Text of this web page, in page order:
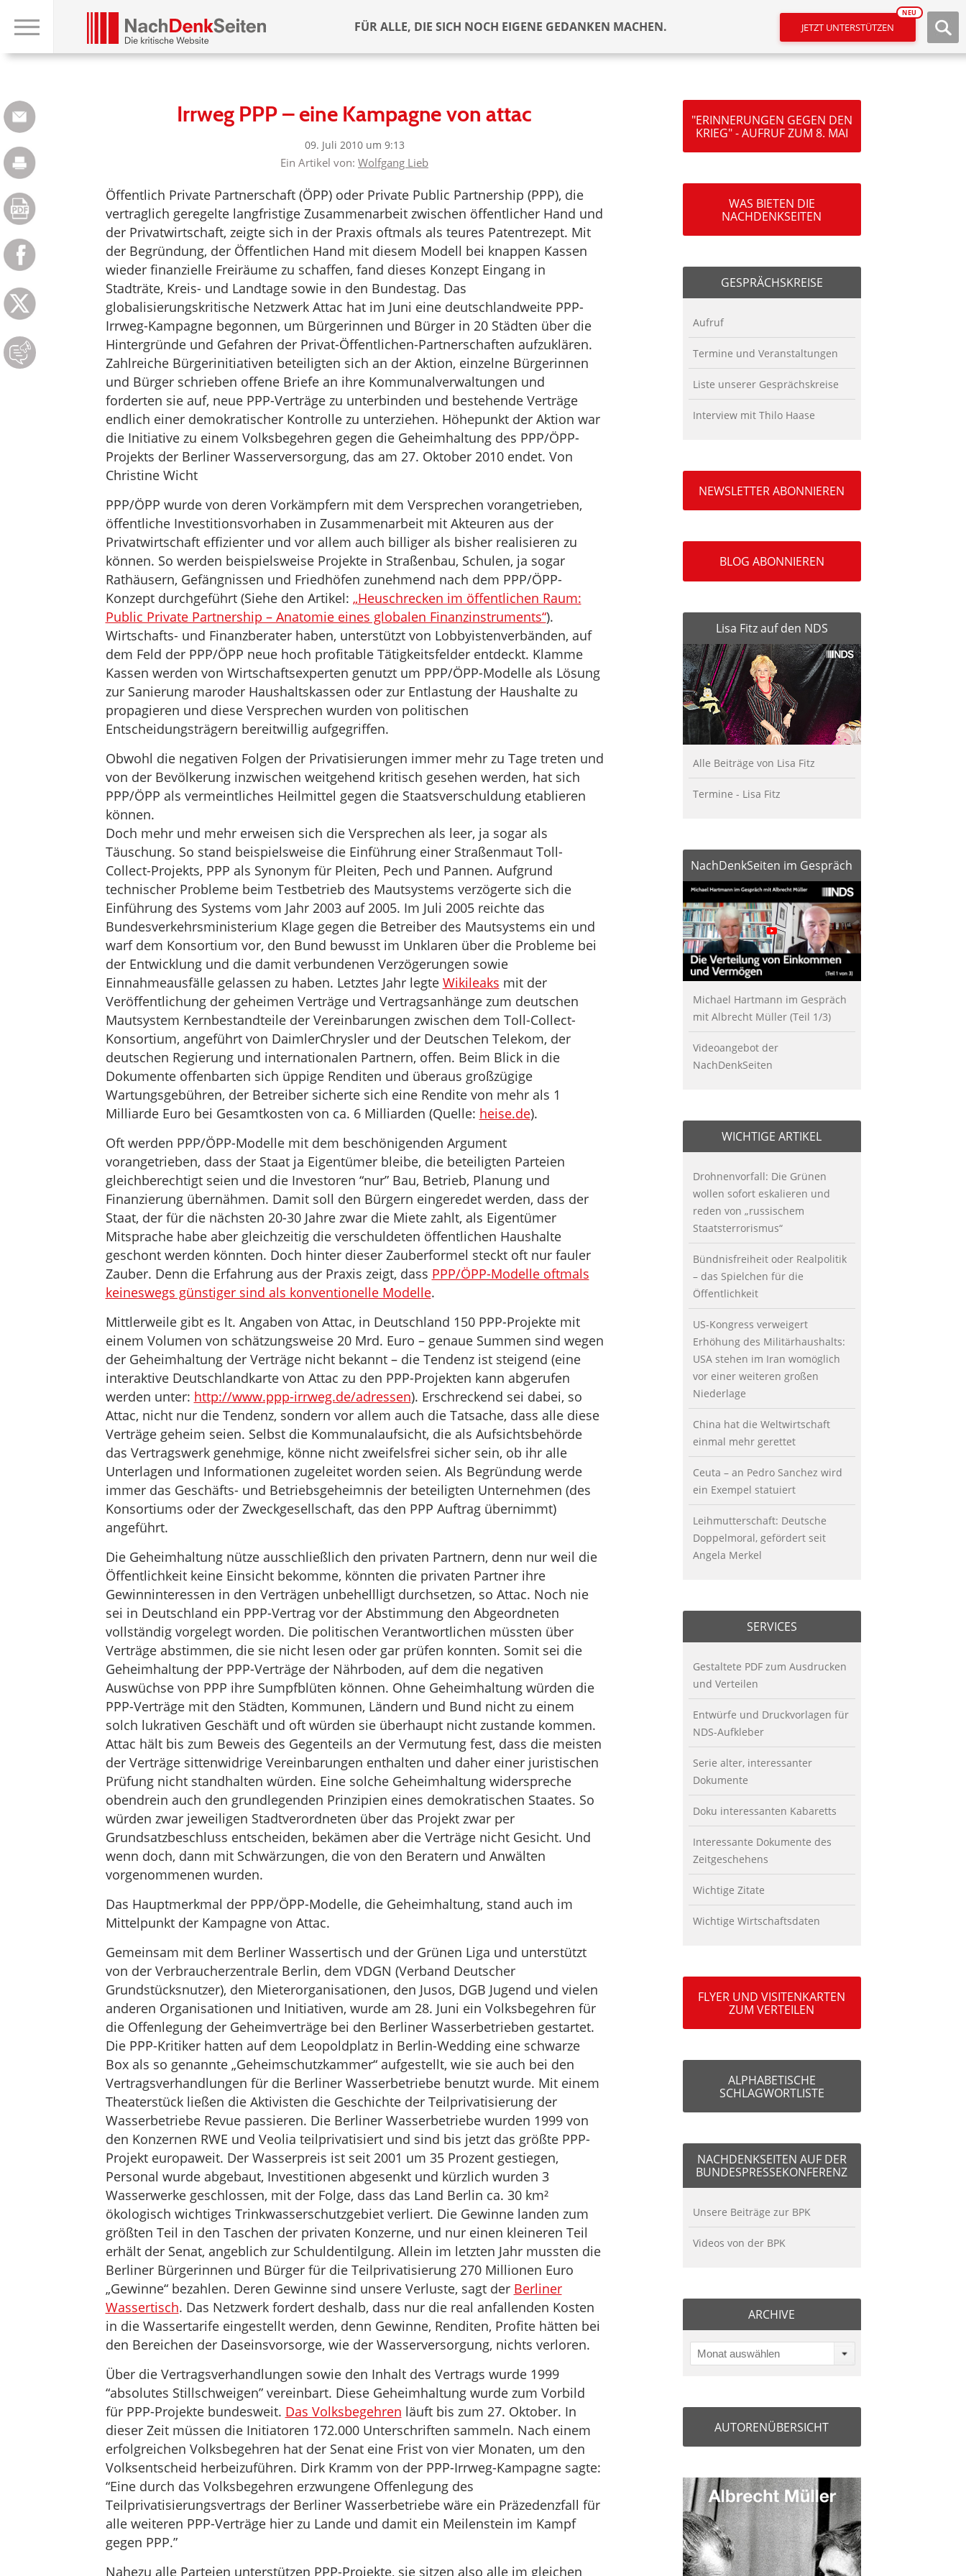
FÜR ALLE, DIE SICH NOCH EIGENE GEDANKEN MACHEN. JETZT UNTERSTÜTZEN
NEU
Irrweg PPP – eine Kampagne von attac
09. Juli 2010 um 9:13
Ein Artikel von: Wolfgang Lieb
Öffentlich Private Partnerschaft (ÖPP) oder Private Public Partnership (PPP), die
vertraglich geregelte langfristige Zusammenarbeit zwischen öffentlicher Hand und
der Privatwirtschaft, zeigte sich in der Praxis oftmals als teures Patentrezept. Mit
der Begründung, der Öffentlichen Hand mit diesem Modell bei knappen Kassen
wieder finanzielle Freiräume zu schaffen, fand dieses Konzept Eingang in
Stadträte, Kreis- und Landtage sowie in den Bundestag. Das
globalisierungskritische Netzwerk Attac hat im Juni eine deutschlandweite PPP-
Irrweg-Kampagne begonnen, um Bürgerinnen und Bürger in 20 Städten über die
Hintergründe und Gefahren der Privat-Öffentlichen-Partnerschaften aufzuklären.
Zahlreiche Bürgerinitiativen beteiligten sich an der Aktion, einzelne Bürgerinnen
und Bürger schrieben offene Briefe an ihre Kommunalverwaltungen und
forderten sie auf, neue PPP-Verträge zu unterbinden und bestehende Verträge
endlich einer demokratischer Kontrolle zu unterziehen. Höhepunkt der Aktion war
die Initiative zu einem Volksbegehren gegen die Geheimhaltung des PPP/ÖPP-
Projekts der Berliner Wasserversorgung, das am 27. Oktober 2010 endet. Von
Christine Wicht
PPP/ÖPP wurde von deren Vorkämpfern mit dem Versprechen vorangetrieben,
öffentliche Investitionsvorhaben in Zusammenarbeit mit Akteuren aus der
Privatwirtschaft effizienter und vor allem auch billiger als bisher realisieren zu
können. So werden beispielsweise Projekte in Straßenbau, Schulen, ja sogar
Rathäusern, Gefängnissen und Friedhöfen zunehmend nach dem PPP/ÖPP-
Konzept durchgeführt (Siehe den Artikel: „Heuschrecken im öffentlichen Raum:
Public Private Partnership – Anatomie eines globalen Finanzinstruments“).
Wirtschafts- und Finanzberater haben, unterstützt von Lobbyistenverbänden, auf
dem Feld der PPP/ÖPP neue hoch profitable Tätigkeitsfelder entdeckt. Klamme
Kassen werden von Wirtschaftsexperten genutzt um PPP/ÖPP-Modelle als Lösung
zur Sanierung maroder Haushaltskassen oder zur Entlastung der Haushalte zu
propagieren und diese Versprechen wurden von politischen
Entscheidungsträgern bereitwillig aufgegriffen.
Obwohl die negativen Folgen der Privatisierungen immer mehr zu Tage treten und
von der Bevölkerung inzwischen weitgehend kritisch gesehen werden, hat sich
PPP/ÖPP als vermeintliches Heilmittel gegen die Staatsverschuldung etablieren
können.
Doch mehr und mehr erweisen sich die Versprechen als leer, ja sogar als
Täuschung. So stand beispielsweise die Einführung einer Straßenmaut Toll-
Collect-Projekts, PPP als Synonym für Pleiten, Pech und Pannen. Aufgrund
technischer Probleme beim Testbetrieb des Mautsystems verzögerte sich die
Einführung des Systems vom Jahr 2003 auf 2005. Im Juli 2005 reichte das
Bundesverkehrsministerium Klage gegen die Betreiber des Mautsystems ein und
warf dem Konsortium vor, den Bund bewusst im Unklaren über die Probleme bei
der Entwicklung und die damit verbundenen Verzögerungen sowie
Einnahmeausfälle gelassen zu haben. Letztes Jahr legte Wikileaks mit der
Veröffentlichung der geheimen Verträge und Vertragsanhänge zum deutschen
Mautsystem Kernbestandteile der Vereinbarungen zwischen dem Toll-Collect-
Konsortium, angeführt von DaimlerChrysler und der Deutschen Telekom, der
deutschen Regierung und internationalen Partnern, offen. Beim Blick in die
Dokumente offenbarten sich üppige Renditen und überaus großzügige
Wartungsgebühren, der Betreiber sicherte sich eine Rendite von mehr als 1
Milliarde Euro bei Gesamtkosten von ca. 6 Milliarden (Quelle: heise.de).
Oft werden PPP/ÖPP-Modelle mit dem beschönigenden Argument
vorangetrieben, dass der Staat ja Eigentümer bleibe, die beteiligten Parteien
gleichberechtigt seien und die Investoren “nur” Bau, Betrieb, Planung und
Finanzierung übernähmen. Damit soll den Bürgern eingeredet werden, dass der
Staat, der für die nächsten 20-30 Jahre zwar die Miete zahlt, als Eigentümer
Mitsprache habe aber gleichzeitig die verschuldeten öffentlichen Haushalte
geschont werden könnten. Doch hinter dieser Zauberformel steckt oft nur fauler
Zauber. Denn die Erfahrung aus der Praxis zeigt, dass PPP/ÖPP-Modelle oftmals
keineswegs günstiger sind als konventionelle Modelle.
Mittlerweile gibt es lt. Angaben von Attac, in Deutschland 150 PPP-Projekte mit
einem Volumen von schätzungsweise 20 Mrd. Euro – genaue Summen sind wegen
der Geheimhaltung der Verträge nicht bekannt – die Tendenz ist steigend (eine
interaktive Deutschlandkarte von Attac zu den PPP-Projekten kann abgerufen
werden unter: http://www.ppp-irrweg.de/adressen). Erschreckend sei dabei, so
Attac, nicht nur die Tendenz, sondern vor allem auch die Tatsache, dass alle diese
Verträge geheim seien. Selbst die Kommunalaufsicht, die als Aufsichtsbehörde
das Vertragswerk genehmige, könne nicht zweifelsfrei sicher sein, ob ihr alle
Unterlagen und Informationen zugeleitet worden seien. Als Begründung werde
immer das Geschäfts- und Betriebsgeheimnis der beteiligten Unternehmen (des
Konsortiums oder der Zweckgesellschaft, das den PPP Auftrag übernimmt)
angeführt.
Die Geheimhaltung nütze ausschließlich den privaten Partnern, denn nur weil die
Öffentlichkeit keine Einsicht bekomme, könnten die privaten Partner ihre
Gewinninteressen in den Verträgen unbehellligt durchsetzen, so Attac. Noch nie
sei in Deutschland ein PPP-Vertrag vor der Abstimmung den Abgeordneten
vollständig vorgelegt worden. Die politischen Verantwortlichen müssten über
Verträge abstimmen, die sie nicht lesen oder gar prüfen konnten. Somit sei die
Geheimhaltung der PPP-Verträge der Nährboden, auf dem die negativen
Auswüchse von PPP ihre Sumpfblüten können. Ohne Geheimhaltung würden die
PPP-Verträge mit den Städten, Kommunen, Ländern und Bund nicht zu einem
solch lukrativen Geschäft und oft würden sie überhaupt nicht zustande kommen.
Attac hält bis zum Beweis des Gegenteils an der Vermutung fest, dass die meisten
der Verträge sittenwidrige Vereinbarungen enthalten und daher einer juristischen
Prüfung nicht standhalten würden. Eine solche Geheimhaltung widerspreche
obendrein auch den grundlegenden Prinzipien eines demokratischen Staates. So
würden zwar jeweiligen Stadtverordneten über das Projekt zwar per
Grundsatzbeschluss entscheiden, bekämen aber die Verträge nicht Gesicht. Und
wenn doch, dann mit Schwärzungen, die von den Beratern und Anwälten
vorgenommenen wurden.
Das Hauptmerkmal der PPP/ÖPP-Modelle, die Geheimhaltung, stand auch im
Mittelpunkt der Kampagne von Attac.
Gemeinsam mit dem Berliner Wassertisch und der Grünen Liga und unterstützt
von der Verbraucherzentrale Berlin, dem VDGN (Verband Deutscher
Grundstücksnutzer), den Mieterorganisationen, den Jusos, DGB Jugend und vielen
anderen Organisationen und Initiativen, wurde am 28. Juni ein Volksbegehren für
die Offenlegung der Geheimverträge bei den Berliner Wasserbetrieben gestartet.
Die PPP-Kritiker hatten auf dem Leopoldplatz in Berlin-Wedding eine schwarze
Box als so genannte „Geheimschutzkammer“ aufgestellt, wie sie auch bei den
Vertragsverhandlungen für die Berliner Wasserbetriebe benutzt wurde. Mit einem
Theaterstück ließen die Aktivisten die Geschichte der Teilprivatisierung der
Wasserbetriebe Revue passieren. Die Berliner Wasserbetriebe wurden 1999 von
den Konzernen RWE und Veolia teilprivatisiert und sind bis jetzt das größte PPP-
Projekt europaweit. Der Wasserpreis ist seit 2001 um 35 Prozent gestiegen,
Personal wurde abgebaut, Investitionen abgesenkt und kürzlich wurden 3
Wasserwerke geschlossen, mit der Folge, dass das Land Berlin ca. 30 km²
ökologisch wichtiges Trinkwasserschutzgebiet verliert. Die Gewinne landen zum
größten Teil in den Taschen der privaten Konzerne, und nur einen kleineren Teil
erhält der Senat, angeblich zur Schuldentilgung. Allein im letzten Jahr mussten die
Berliner Bürgerinnen und Bürger für die Teilprivatisierung 270 Millionen Euro
„Gewinne“ bezahlen. Deren Gewinne sind unsere Verluste, sagt der Berliner
Wassertisch. Das Netzwerk fordert deshalb, dass nur die real anfallenden Kosten
in die Wassertarife eingestellt werden, denn Gewinne, Renditen, Profite hätten bei
den Bereichen der Daseinsvorsorge, wie der Wasserversorgung, nichts verloren.
Über die Vertragsverhandlungen sowie den Inhalt des Vertrags wurde 1999
“absolutes Stillschweigen” vereinbart. Diese Geheimhaltung wurde zum Vorbild
für PPP-Projekte bundesweit. Das Volksbegehren läuft bis zum 27. Oktober. In
dieser Zeit müssen die Initiatoren 172.000 Unterschriften sammeln. Nach einem
erfolgreichen Volksbegehren hat der Senat eine Frist von vier Monaten, um den
Volksentscheid herbeizuführen. Dirk Kramm von der PPP-Irrweg-Kampagne sagte:
“Eine durch das Volksbegehren erzwungene Offenlegung des
Teilprivatisierungsvertrags der Berliner Wasserbetriebe wäre ein Präzedenzfall für
alle weiteren PPP-Verträge hier zu Lande und damit ein Meilenstein im Kampf
gegen PPP.”
Nahezu alle Parteien unterstützen PPP-Projekte, sie sitzen also alle im gleichen
"ERINNERUNGEN GEGEN DEN
KRIEG" - AUFRUF ZUM 8. MAI
WAS BIETEN DIE
NACHDENKSEITEN
GESPRÄCHSKREISE
Aufruf
Termine und Veranstaltungen
Liste unserer Gesprächskreise
Interview mit Thilo Haase
NEWSLETTER ABONNIEREN
BLOG ABONNIEREN
Lisa Fitz auf den NDS
Alle Beiträge von Lisa Fitz
Termine - Lisa Fitz
NachDenkSeiten im Gespräch
Michael Hartmann im Gespräch
mit Albrecht Müller (Teil 1/3)
Videoangebot der
NachDenkSeiten
WICHTIGE ARTIKEL
Drohnenvorfall: Die Grünen
wollen sofort eskalieren und
reden von „russischem
Staatsterrorismus“
Bündnisfreiheit oder Realpolitik
– das Spielchen für die
Öffentlichkeit
US-Kongress verweigert
Erhöhung des Militärhaushalts:
USA stehen im Iran womöglich
vor einer weiteren großen
Niederlage
China hat die Weltwirtschaft
einmal mehr gerettet
Ceuta – an Pedro Sanchez wird
ein Exempel statuiert
Leihmutterschaft: Deutsche
Doppelmoral, gefördert seit
Angela Merkel
SERVICES
Gestaltete PDF zum Ausdrucken
und Verteilen
Entwürfe und Druckvorlagen für
NDS-Aufkleber
Serie alter, interessanter
Dokumente
Doku interessanten Kabaretts
Interessante Dokumente des
Zeitgeschehens
Wichtige Zitate
Wichtige Wirtschaftsdaten
FLYER UND VISITENKARTEN
ZUM VERTEILEN
ALPHABETISCHE
SCHLAGWORTLISTE
NACHDENKSEITEN AUF DER
BUNDESPRESSEKONFERENZ
Unsere Beiträge zur BPK
Videos von der BPK
ARCHIVE
Monat auswählen
AUTORENÜBERSICHT